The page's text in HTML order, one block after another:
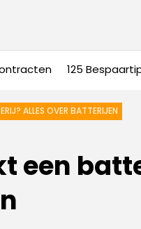
125
ALLES OVER BATTERIJEN
een